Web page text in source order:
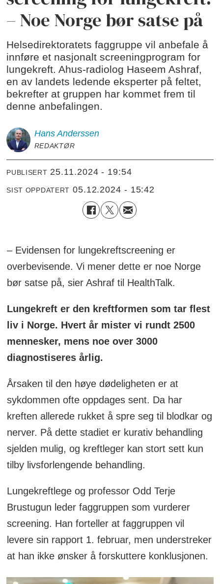
– Noe Norge bør satse på
Helsedirektoratets faggruppe vil anbefale å
innføre et nasjonalt screeningprogram for
lungekreft. Ahus-radiolog Haseem Ashraf,
en av landets ledende eksperter på feltet,
bekrefter at gruppen har kommet frem til
denne anbefalingen.
Hans Anderssen
REDAKTØR
PUBLISERT 25.11.2024 - 19:54
SIST OPPDATERT 05.12.2024 - 15:42
– Evidensen for lungekreftscreening er
overbevisende. Vi mener dette er noe Norge
bør satse på, sier Ashraf til HealthTalk.
Lungekreft er den kreftformen som tar flest
liv i Norge. Hvert år mister vi rundt 2500
mennesker, mens noe over 3000
diagnostiseres årlig.
Årsaken til den høye dødeligheten er at
sykdommen ofte oppdages sent. Da har
kreften allerede rukket å spre seg til blodkar og
nerver. På dette stadiet er kurativ behandling
sjelden mulig, og kreftleger kan stort sett kun
tilby livsforlengende behandling.
Lungekreftlege og professor Odd Terje
Brustugun leder faggruppen som vurderer
screening. Han forteller at faggruppen vil
levere sin rapport 1. februar, men understreker
at han ikke ønsker å forskuttere konklusjonen.